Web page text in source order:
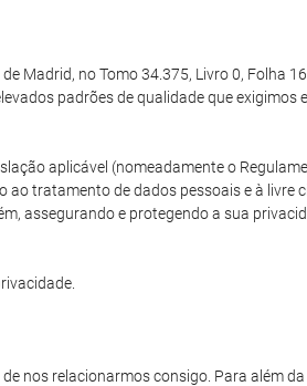
Madrid, no Tomo 34.375, Livro 0, Folha
padrões de qualidade que exigimos
aplicável (nomeadamente o
ao tratamento de dados pessoais e à livre
assegurando e protegendo a sua
nos relacionarmos consigo. Para além